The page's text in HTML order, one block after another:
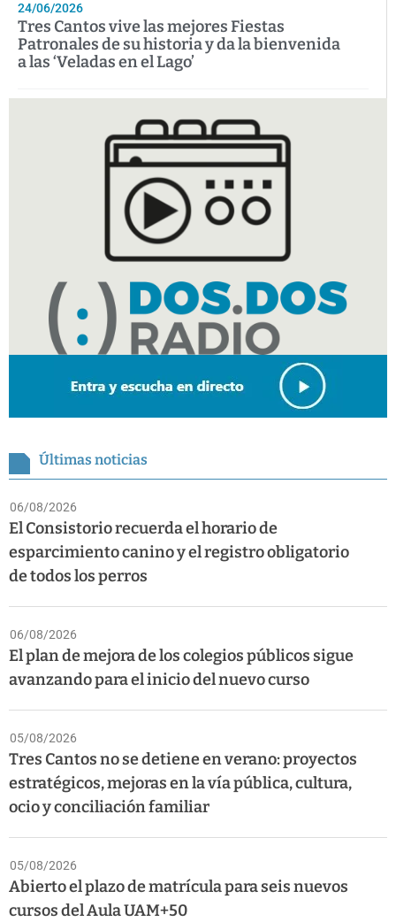
24/06/2026
Tres Cantos vive las mejores Fiestas
Patronales de su historia y da la bienvenida
a las ‘Veladas en el Lago’
Últimas noticias
06/08/2026
El Consistorio recuerda el horario de
esparcimiento canino y el registro obligatorio
de todos los perros
06/08/2026
El plan de mejora de los colegios públicos sigue
avanzando para el inicio del nuevo curso
05/08/2026
Tres Cantos no se detiene en verano: proyectos
estratégicos, mejoras en la vía pública, cultura,
ocio y conciliación familiar
05/08/2026
Abierto el plazo de matrícula para seis nuevos
cursos del Aula UAM+50